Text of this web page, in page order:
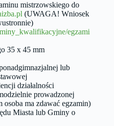
mistrzowskiego do
(UWAGA! Wniosek
egzami
35 x 45 mm
lub
działalności
prowadzonej
ma zdawać egzamin)
Miasta lub Gminy o